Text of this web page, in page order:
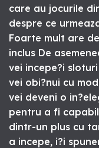
care au jocurile
despre ce
Foarte mult are
inclus De
vei incepe?i
vei obi?nui cu
vei deveni o
pentru a fi
dintr-un plus cu
a incepe, i?i